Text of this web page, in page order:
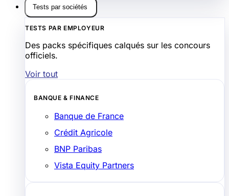
Tests par sociétés
TESTS PAR EMPLOYEUR
Des packs spécifiques calqués sur les concours
officiels.
Voir tout
BANQUE & FINANCE
Banque de France
Crédit Agricole
BNP Paribas
Vista Equity Partners